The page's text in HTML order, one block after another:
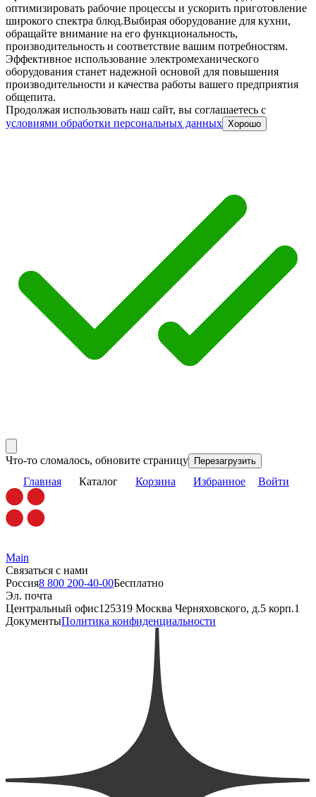
оптимизировать рабочие процессы и ускорить приготовление
широкого спектра блюд.Выбирая оборудование для кухни,
обращайте внимание на его функциональность,
производительность и соответствие вашим потребностям.
Эффективное использование электромеханического
оборудования станет надежной основой для повышения
производительности и качества работы вашего предприятия
общепита.
Продолжая использовать наш сайт, вы соглашаетесь c
условиями обработки персональных данных Хорошо
Что-то сломалось, обновите страницу Перезагрузить
Главная Каталог Корзина Избранное Войти
Main
Связаться с нами
Россия8 800 200-40-00Бесплатно
Эл. почта
Центральный офис125319 Москва Черняховского, д.5 корп.1
ДокументыПолитика конфиденциальности